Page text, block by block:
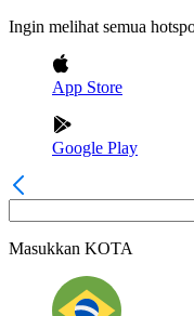
Ingin melihat semua
App Store
Google Play
Masukkan KOTA